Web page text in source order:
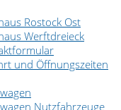
Rostock Ost
Werftdreieck
und Öffnungszeiten
Nutzfahrzeuge